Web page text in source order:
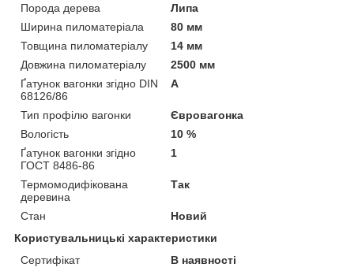
Порода дерева
Липа
Ширина пиломатеріала
80 мм
Товщина пиломатеріалу
14 мм
Довжина пиломатеріалу
2500 мм
Ґатунок вагонки згідно DIN
68126/86
А
Тип профілю вагонки
Євровагонка
Вологість
10 %
Ґатунок вагонки згідно
ГОСТ 8486-86
1
Термомодифікована
деревина
Так
Стан
Новий
Користувальницькі характеристики
Сертифікат
В наявності